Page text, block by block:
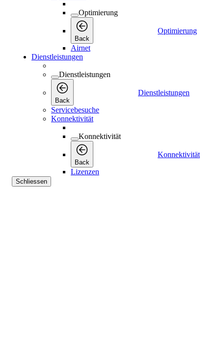
Optimierung
Back
Optimierung
Airnet
Dienstleistungen
Dienstleistungen
Back
Dienstleistungen
Servicebesuche
Konnektivität
Konnektivität
Back
Konnektivität
Lizenzen
Schliessen